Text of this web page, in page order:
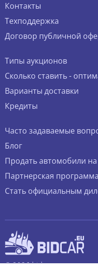
Контакты
Техподдержка
Договор публичной
Типы аукционов
Сколько ставить -
Варианты доставки
Кредиты
Часто задаваемые
Блог
Продать автомобили
Партнерская программа
Стать официальным
© 2026 bidcar.eu